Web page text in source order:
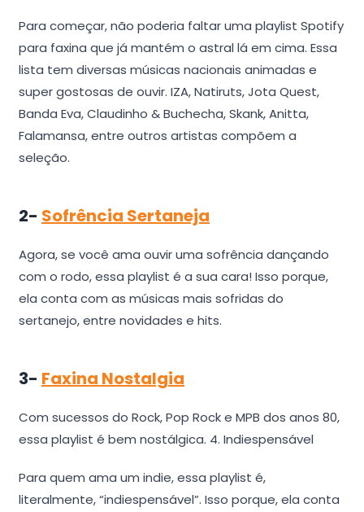
Para começar, não poderia faltar uma playlist Spotify
para faxina que já mantém o astral lá em cima. Essa
lista tem diversas músicas nacionais animadas e
super gostosas de ouvir. IZA, Natiruts, Jota Quest,
Banda Eva, Claudinho & Buchecha, Skank, Anitta,
Falamansa, entre outros artistas compõem a
seleção.
2- Sofrência Sertaneja
Agora, se você ama ouvir uma sofrência dançando
com o rodo, essa playlist é a sua cara! Isso porque,
ela conta com as músicas mais sofridas do
sertanejo, entre novidades e hits.
3- Faxina Nostalgia
Com sucessos do Rock, Pop Rock e MPB dos anos 80,
essa playlist é bem nostálgica. 4. Indiespensável
Para quem ama um indie, essa playlist é,
literalmente, “indiespensável”. Isso porque, ela conta